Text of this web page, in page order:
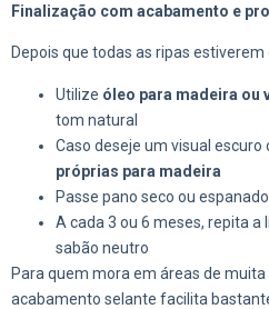
Finalização com acabamento e
Depois que todas as ripas
Utilize óleo para madeira ou
tom natural
Caso deseje um visual escuro
próprias para madeira
Passe pano seco ou
A cada 3 ou 6 meses, repita
sabão neutro
Para quem mora em áreas de
acabamento selante facilita